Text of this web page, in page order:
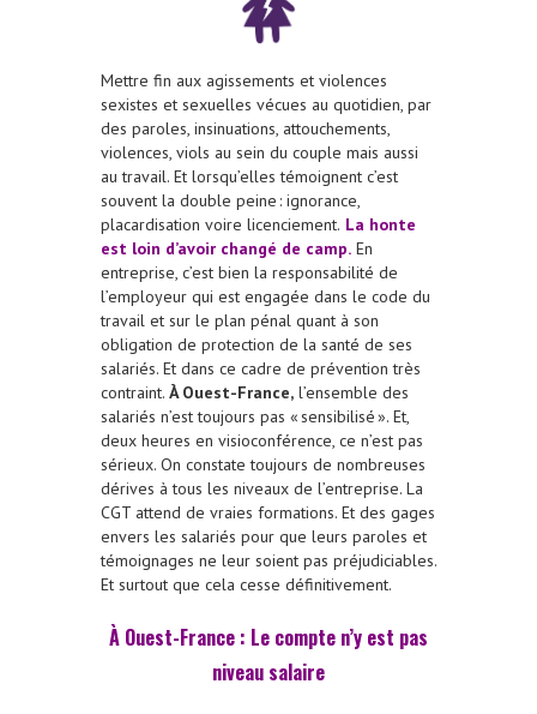
Mettre fin aux agissements et violences
sexistes et sexuelles vécues au quotidien, par
des paroles, insinuations, attouchements,
violences, viols au sein du couple mais aussi
au travail. Et lorsqu’elles témoignent c’est
souvent la double peine : ignorance,
placardisation voire licenciement. La honte
est loin d’avoir changé de camp. En
entreprise, c’est bien la responsabilité de
l’employeur qui est engagée dans le code du
travail et sur le plan pénal quant à son
obligation de protection de la santé de ses
salariés. Et dans ce cadre de prévention très
contraint. À Ouest-France, l’ensemble des
salariés n’est toujours pas « sensibilisé ». Et,
deux heures en visioconférence, ce n’est pas
sérieux. On constate toujours de nombreuses
dérives à tous les niveaux de l’entreprise. La
CGT attend de vraies formations. Et des gages
envers les salariés pour que leurs paroles et
témoignages ne leur soient pas préjudiciables.
Et surtout que cela cesse définitivement.
À Ouest-France : Le compte n’y est pas
niveau salaire